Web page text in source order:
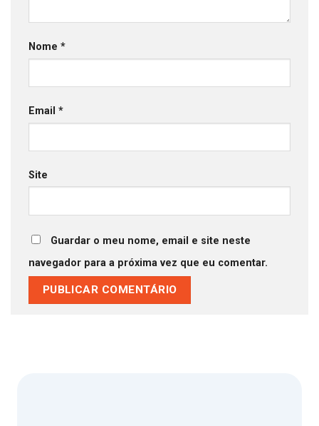
Nome *
Email *
Site
Guardar o meu nome, email e site neste
navegador para a próxima vez que eu comentar.